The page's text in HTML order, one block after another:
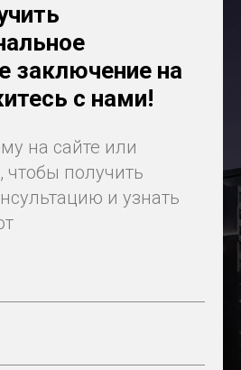
заключение на
с нами!
на сайте или
чтобы получить
и узнать